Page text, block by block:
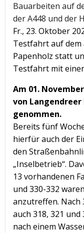
Bauarbeiten auf
der A448 und der
Fr., 23. Oktober
Testfahrt auf dem
Papenholz statt
Testfahrt mit
Am 01.
von
genommen.
Bereits fünf
hierfür auch der
den
„Inselbetrieb“.
13 vorhandenen
und 330-332
anzutreffen. Nach
auch 318, 321
nach einem